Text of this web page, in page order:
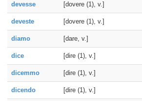
devesse [dovere (1), v.]
deveste [dovere (1), v.]
diamo [dare, v.]
dice [dire (1), v.]
dicemmo [dire (1), v.]
dicendo [dire (1), v.]